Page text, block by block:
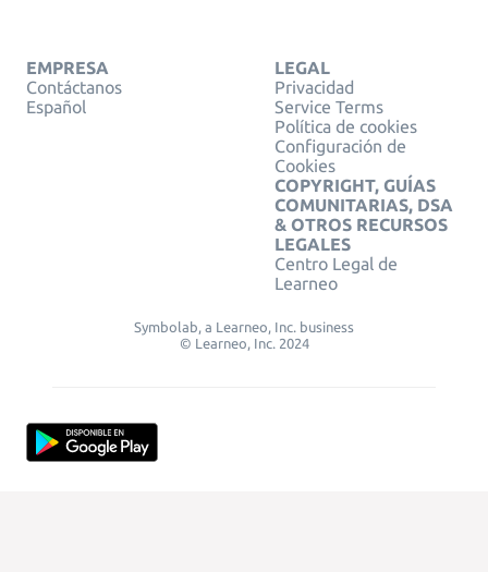
EMPRESA
Contáctanos
Español
LEGAL
Privacidad
Service Terms
Política de cookies
Configuración de
Cookies
COPYRIGHT, GUÍAS
COMUNITARIAS, DSA
& OTROS RECURSOS
LEGALES
Centro Legal de
Learneo
Symbolab, a Learneo, Inc. business
© Learneo, Inc. 2024